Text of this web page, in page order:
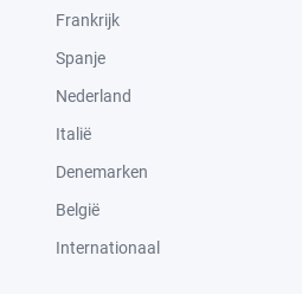
Frankrijk
Spanje
Nederland
Italië
Denemarken
België
Internationaal